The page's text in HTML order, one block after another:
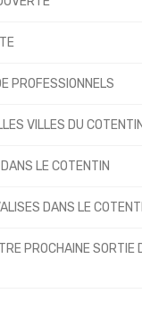
PROFESSIONNELS
VILLES DU COTENTIN
LE COTENTIN
DANS LE
PROCHAINE SORTIE